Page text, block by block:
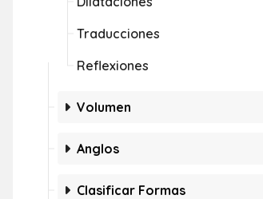
Traducciones
Reflexiones
Volumen
Anglos
Clasificar Formas